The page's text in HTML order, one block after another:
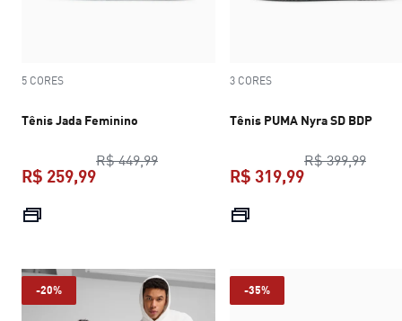
5 CORES
Tênis Jada Feminino
R$ 449,99preço original R$ 449,99
R$ 259,99
preço atual R$ 259,99
3 CORES
Tênis PUMA Nyra SD BDP
R$ 399,99
R$ 319,99
-20% -35%